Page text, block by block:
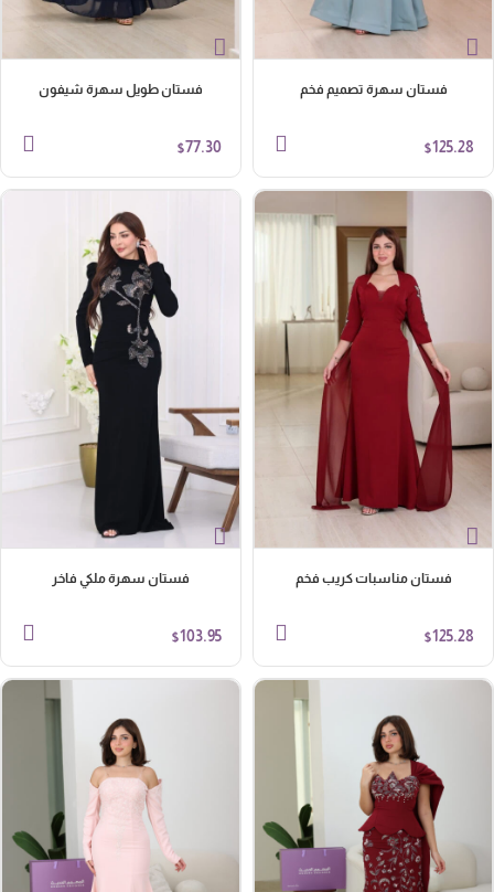
فستان سهرة تصميم فخم
$125.28
فستان طويل سهرة شيفون
$77.30
فستان مناسبات كريب فخم
$125.28
فستان سهرة ملكي فاخر
$103.95